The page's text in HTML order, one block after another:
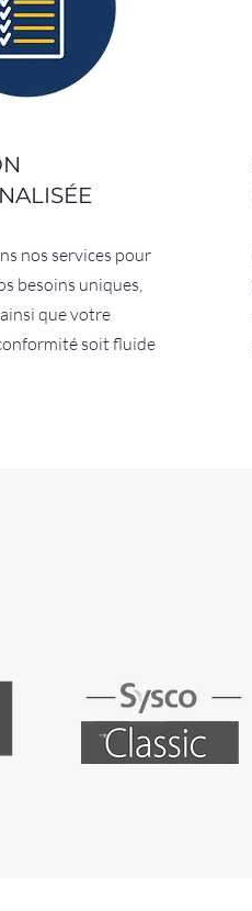
nos services pour
besoins uniques,
que votre
soit fluide